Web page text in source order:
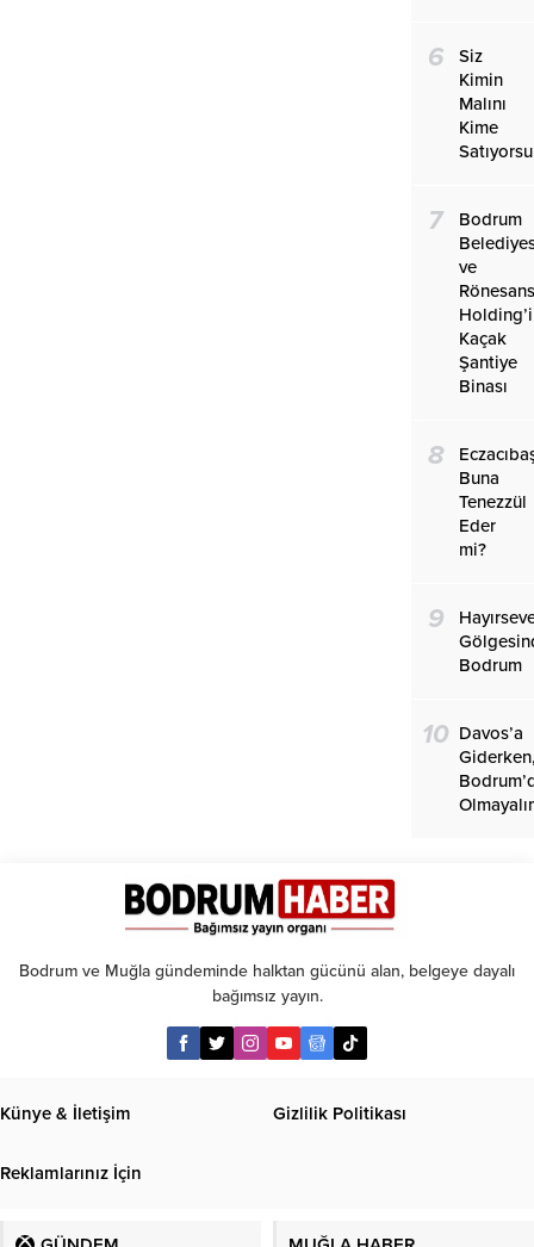
6
Siz
Kimin
Malını
Kime
7
Bodrum
ve
Kaçak
Şantiye
Binası
8
Buna
Tenezzül
Eder
mi?
9
Bodrum
10 Davos’a
Bodrum ve Muğla gündeminde halktan gücünü alan, belgeye dayalı
bağımsız yayın.
Künye & İletişim Gizlilik Politikası
Reklamlarınız İçin